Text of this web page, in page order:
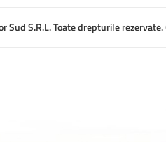
Sud S.R.L. Toate drepturile